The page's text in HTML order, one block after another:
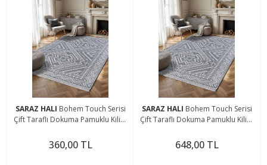
SARAZ HALI Bohem Touch Serisi
Çift Taraflı Dokuma Pamuklu Kilim
360,00 TL
SARAZ HALI Bohem Touch Serisi
Çift Taraflı Dokuma Pamuklu Kilim
648,00 TL